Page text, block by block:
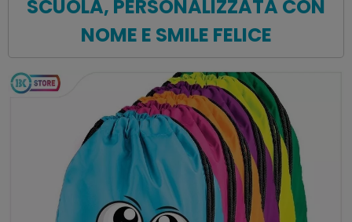
SCUOLA, PERSONALIZZATA CON
NOME E SMILE FELICE